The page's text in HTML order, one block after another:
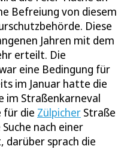
Befreiung von diesem
Diese
Jahren mit dem
erteilt. Die
eine Bedingung für
im Januar hatte die
im Straßenkarneval
für die Zülpicher Straße
nach einer
sprach die